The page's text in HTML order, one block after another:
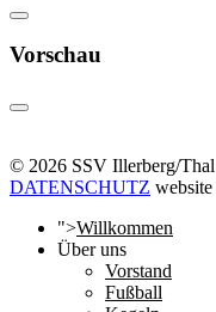
Vorschau
© 2026 SSV Illerberg/Thal
DATENSCHUTZ
">Willkommen
Über uns
Vorstand
Fußball